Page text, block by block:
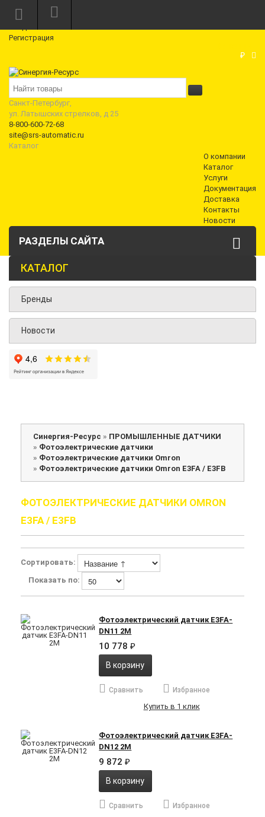
Режим работы: Пн—Пт: 10:00—18:00
Регистрация
₽
Санкт-Петербург,
ул. Латышских стрелков, д 25
8-800-600-72-68
site@srs-automatic.ru
Каталог
О компании
Каталог
Услуги
Документация
Доставка
Контакты
Новости
РАЗДЕЛЫ САЙТА
КАТАЛОГ
Бренды
Новости
Синергия-Ресурс » ПРОМЫШЛЕННЫЕ ДАТЧИКИ
» Фотоэлектрические датчики
» Фотоэлектрические датчики Omron
» Фотоэлектрические датчики Omron E3FA / E3FB
ФОТОЭЛЕКТРИЧЕСКИЕ ДАТЧИКИ OMRON
E3FA / E3FB
Сортировать:
Показать по:
Фотоэлектрический датчик E3FA-
DN11 2M
10 778₽
В корзину
Сравнить Избранное
Купить в 1 клик
Фотоэлектрический датчик E3FA-
DN12 2M
9 872₽
В корзину
Сравнить Избранное